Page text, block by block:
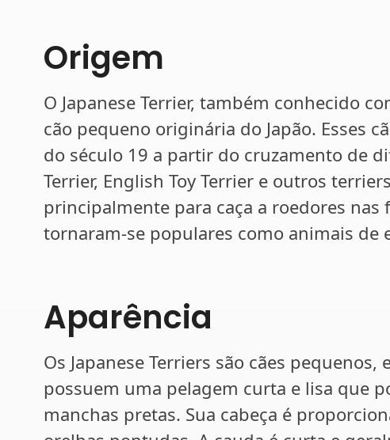
Origem
O Japanese Terrier, também conhecido
cão pequeno originária do Japão. Esses
do século 19 a partir do cruzamento de
Terrier, English Toy Terrier e outros
principalmente para caça a roedores nas
tornaram-se populares como animais de
Aparência
Os Japanese Terriers são cães pequenos,
possuem uma pelagem curta e lisa que
manchas pretas. Sua cabeça é